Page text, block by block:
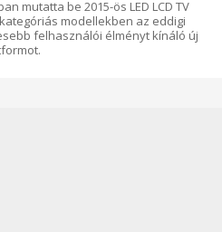
mutatta be 2015-ös LED LCD TV
modellekben az eddigi
felhasználói élményt kínáló új